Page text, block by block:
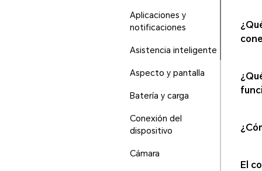
Aplicaciones y
notificaciones
Asistencia inteligente
Aspecto y pantalla
Batería y carga
Conexión del
dispositivo
Cámara
El